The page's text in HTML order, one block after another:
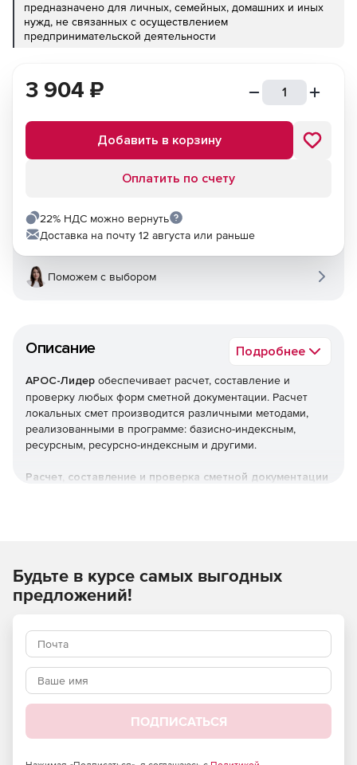
предназначено для личных, семейных, домашних и иных
нужд, не связанных с осуществлением
предпринимательской деятельности
Описание Подробнее
АРОС-Лидер обеспечивает расчет, составление и
проверку любых форм сметной документации. Расчет
локальных смет производится различными методами,
реализованными в программе: базисно-индексным,
ресурсным, ресурсно-индексным и другими.
Расчет, составление и проверка сметной документации
Сводные сметные расчеты.
Акты выполненных работ КС-2.
Журнал учета выполненных работ КС-6.
Понятный и удобный интерфейс
3 904 ₽
Добавить в корзину
Оплатить по счету
22% НДС можно вернуть
Доставка на почту 12 августа или раньше
Поможем с выбором
Будьте в курсе самых выгодных
предложений!
ПОДПИСАТЬСЯ